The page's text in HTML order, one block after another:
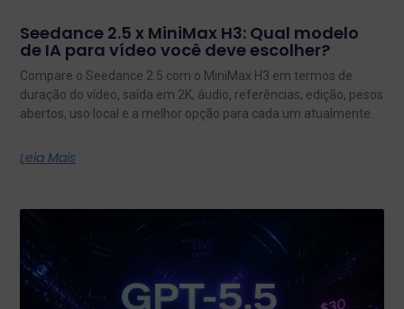
Seedance 2.5 x MiniMax H3: Qual modelo
de IA para vídeo você deve escolher?
Compare o Seedance 2.5 com o MiniMax H3 em termos de
duração do vídeo, saída em 2K, áudio, referências, edição, pesos
abertos, uso local e a melhor opção para cada um atualmente.
Leia Mais